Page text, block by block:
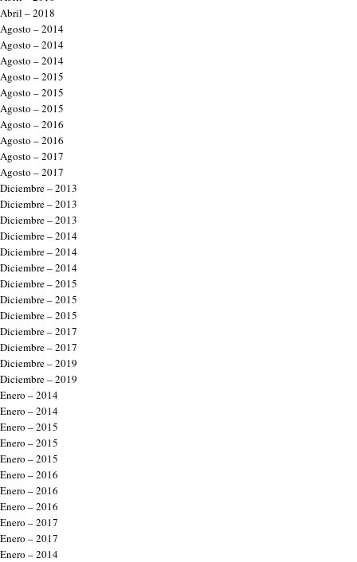
Abril – 2018
Agosto – 2014
Agosto – 2014
Agosto – 2014
Agosto – 2015
Agosto – 2015
Agosto – 2015
Agosto – 2016
Agosto – 2016
Agosto – 2017
Agosto – 2017
Diciembre – 2013
Diciembre – 2013
Diciembre – 2013
Diciembre – 2014
Diciembre – 2014
Diciembre – 2014
Diciembre – 2015
Diciembre – 2015
Diciembre – 2015
Diciembre – 2017
Diciembre – 2017
Diciembre – 2019
Diciembre – 2019
Enero – 2014
Enero – 2014
Enero – 2015
Enero – 2015
Enero – 2015
Enero – 2016
Enero – 2016
Enero – 2016
Enero – 2017
Enero – 2017
Enero – 2014